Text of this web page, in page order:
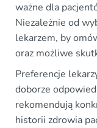
ważne dla
Niezależnie od
lekarzem, by
oraz możliwe
Preferencje
doborze
rekomendują
historii zdrowia